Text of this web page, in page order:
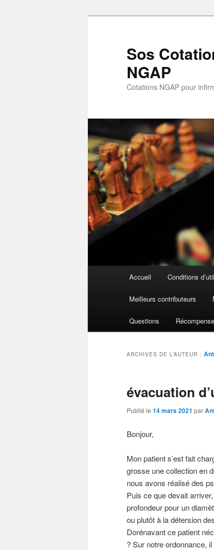
Sos
NGAP
Cotations NGAP pour
Accueil Conditions
Meilleurs contributeurs
Questions
ARCHIVES DE L’AUTEUR :
évacuation
Publié le 14 mars 2021 par
Bonjour,
Mon patient s’est fait
grosse une collection en
nous avons réalisé des
Puis ce que devait
profondeur pour un
ou plutôt à la détersion
Dorénavant ce patient
? Sur notre ordonnance,